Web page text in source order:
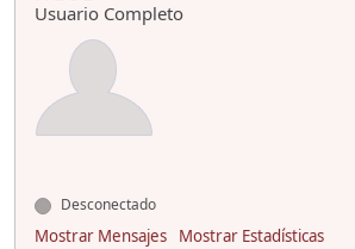
Usuario Completo
Desconectado
Mostrar Mensajes
Mostrar Estadísticas